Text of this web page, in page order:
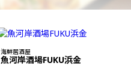
海鮮居酒屋
魚河岸酒場FUKU浜金